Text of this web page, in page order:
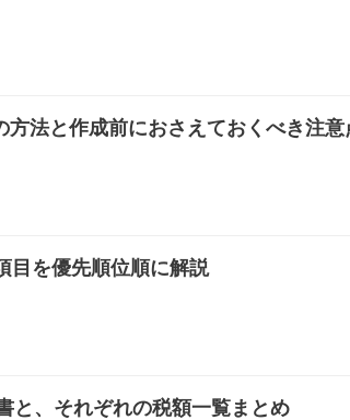
方法と作成前におさえておくべき注意
目を優先順位順に解説
と、それぞれの税額一覧まとめ